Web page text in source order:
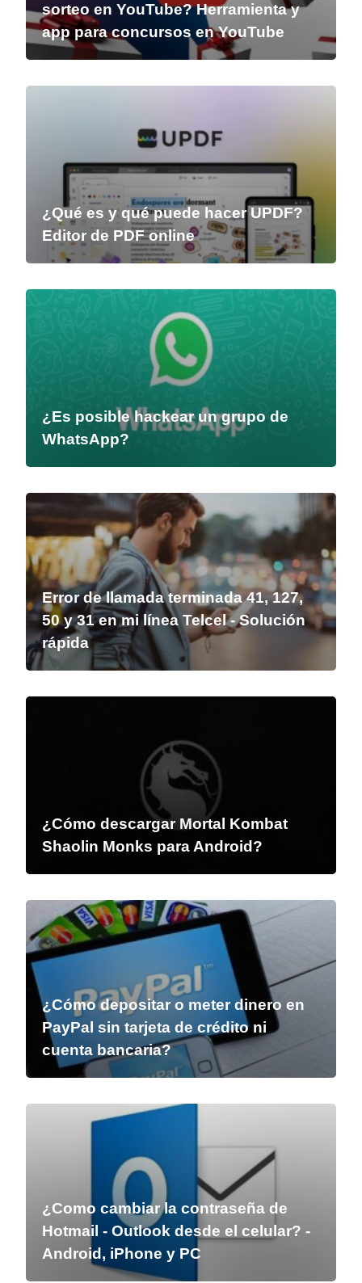
sorteo en YouTube? Herramienta y
app para concursos en YouTube
¿Qué es y qué puede hacer UPDF?
Editor de PDF online
¿Es posible hackear un grupo de
WhatsApp?
Error de llamada terminada 41, 127,
50 y 31 en mi línea Telcel - Solución
rápida
¿Cómo descargar Mortal Kombat
Shaolin Monks para Android?
¿Cómo depositar o meter dinero en
PayPal sin tarjeta de crédito ni
cuenta bancaria?
¿Como cambiar la contraseña de
Hotmail - Outlook desde el celular? -
Android, iPhone y PC